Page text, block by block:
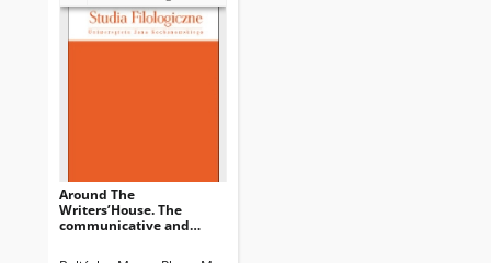
Around The
Writers’House. The
communicative and